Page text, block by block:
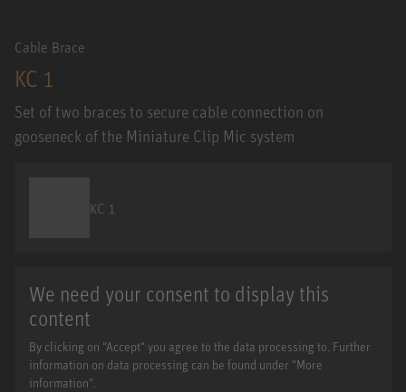
Cable Brace
KC 1
Set of two braces to secure cable connection on
gooseneck of the Miniature Clip Mic system
KC 1
We need your consent to display this
content
By clicking on "Accept" you agree to the data processing to. Further
information on data processing can be found under "More
information".